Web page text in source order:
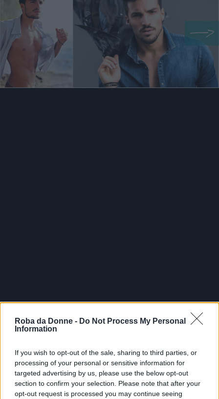
Roba da Donne - Do Not Process My Personal
Information
If you wish to opt-out of the sale, sharing to third parties, or
processing of your personal or sensitive information for
targeted advertising by us, please use the below opt-out
section to confirm your selection. Please note that after your
opt-out request is processed you may continue seeing